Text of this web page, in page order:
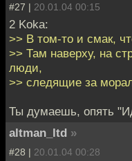
#27 | 20.01.04 00:15
2 Koka:
>> В том-то и смак,
>> Там наверху, на
люди,
>> следящие за
Ты думаешь, опять
altman_ltd »
#28 | 20.01.04 00:28